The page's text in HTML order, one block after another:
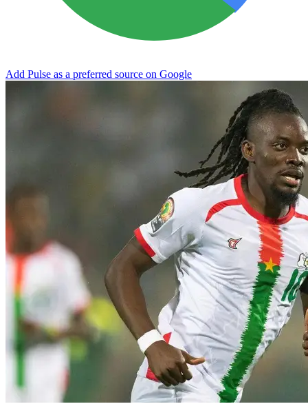
Add Pulse as a preferred source on Google